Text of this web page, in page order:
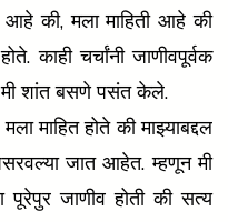
की, मला माहिती आहे की
काही चर्चांनी जाणीवपूर्वक
मी शांत बसणे पसंत केले.
माहित होते की माझ्याबद्दल
जात आहेत. म्हणून मी
पूरेपुर जाणीव होती की सत्य